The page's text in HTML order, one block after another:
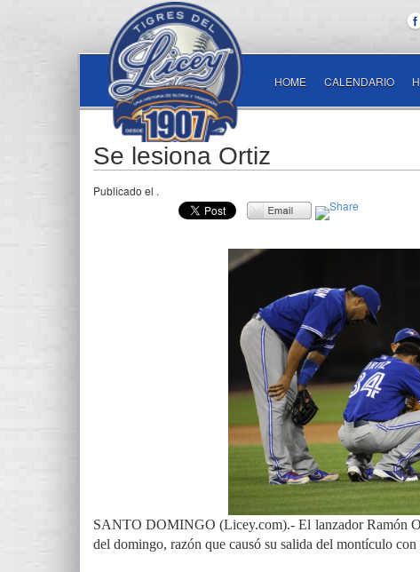
HOME CALENDARIO
Se lesiona Ortiz
Publicado el .
SANTO DOMINGO (Licey.com).- El lanzador Ramón
del domingo, razón que causó su salida del montículo con